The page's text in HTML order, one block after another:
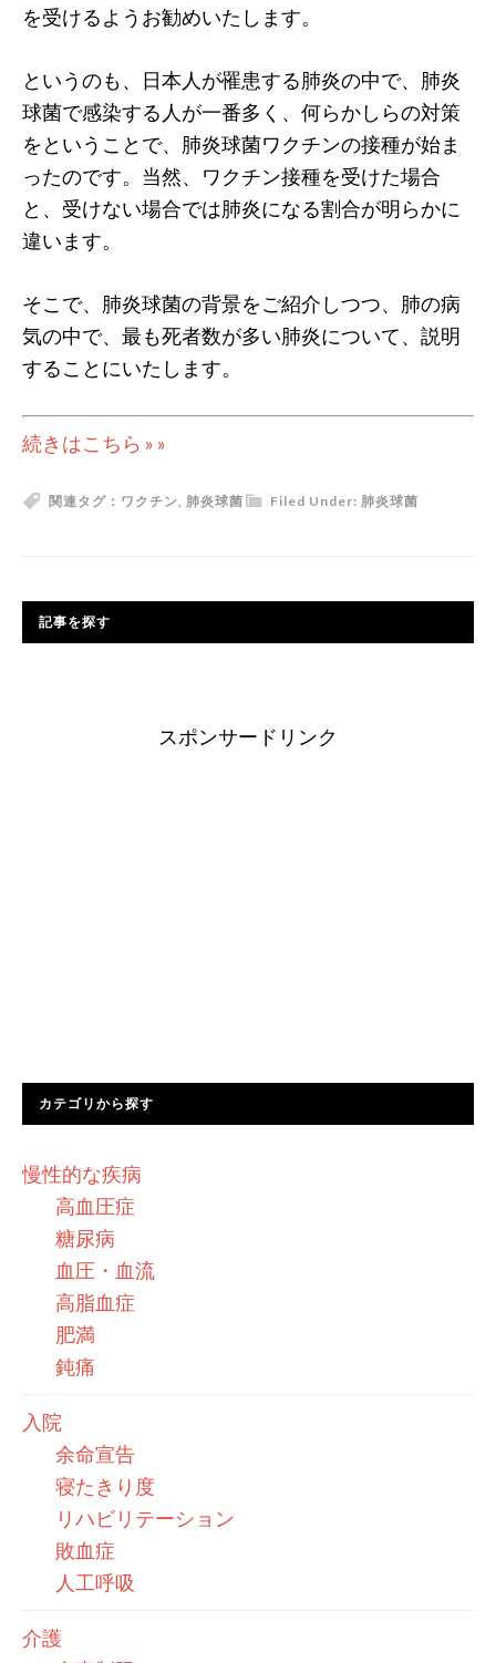
を受けるようお勧めいたします。
というのも、日本人が罹患する肺炎の中で、肺炎
球菌で感染する人が一番多く、何らかしらの対策
をということで、肺炎球菌ワクチンの接種が始ま
ったのです。当然、ワクチン接種を受けた場合
と、受けない場合では肺炎になる割合が明らかに
違います。
そこで、肺炎球菌の背景をご紹介しつつ、肺の病
気の中で、最も死者数が多い肺炎について、説明
することにいたします。
続きはこちら » »
Filed Under: 肺炎球菌
関連タグ： ワクチン 肺炎球菌
記事を探す
スポンサードリンク
カテゴリから探す
慢性的な疾病
高血圧症
糖尿病
血圧・血流
高脂血症
肥満
鈍痛
入院
余命宣告
寝たきり度
リハビリテーション
敗血症
人工呼吸
介護